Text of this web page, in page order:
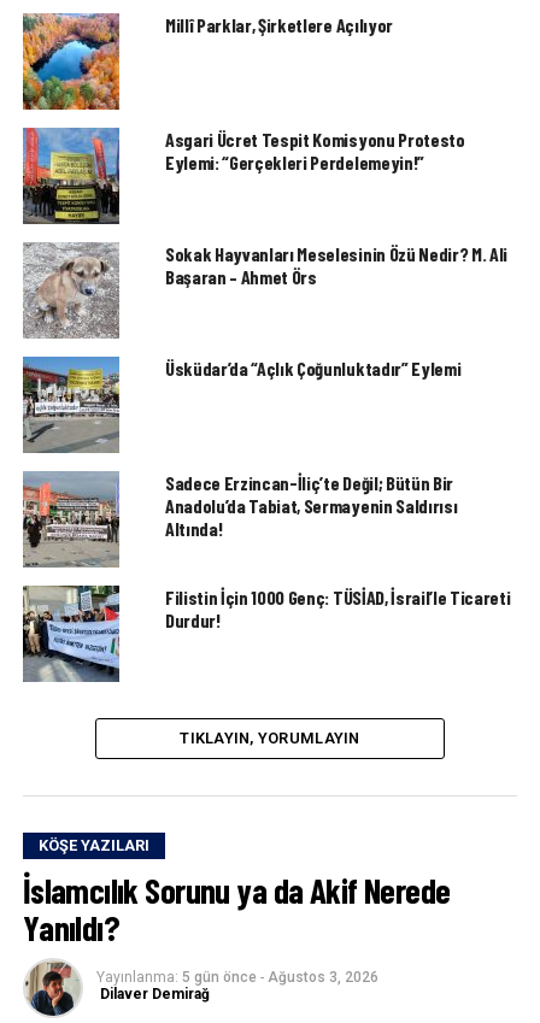
Millî Parklar, Şirketlere Açılıyor
Asgari Ücret Tespit Komisyonu Protesto
Eylemi: “Gerçekleri Perdelemeyin!”
Sokak Hayvanları Meselesinin Özü Nedir? M. Ali
Başaran – Ahmet Örs
Üsküdar’da “Açlık Çoğunluktadır” Eylemi
Sadece Erzincan-İliç’te Değil; Bütün Bir
Anadolu’da Tabiat, Sermayenin Saldırısı
Altında!
Filistin İçin 1000 Genç: TÜSİAD, İsrail’le Ticareti
Durdur!
TIKLAYIN, YORUMLAYIN
KÖŞE YAZILARI
İslamcılık Sorunu ya da Akif Nerede
Yanıldı?
Yayınlanma: 5 gün önce - Ağustos 3, 2026
Dilaver Demirağ